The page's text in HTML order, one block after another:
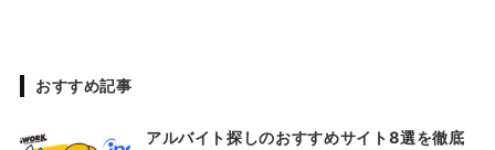
おすすめ記事
アルバイト探しのおすすめサイト8選を徹底